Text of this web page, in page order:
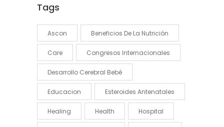
Tags
Ascon Beneficios De La Nutrición
Care Congresos Internacionales
Desarrollo Cerebral Bebé
Educacion Esteroides Antenatales
Healing Health Hospital